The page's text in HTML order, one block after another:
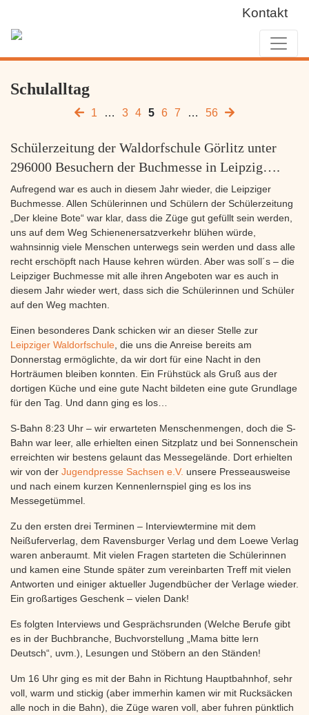
Kontakt
Schulalltag
1 … 3 4 5 6 7 … 56
Schülerzeitung der Waldorfschule Görlitz unter
296000 Besuchern der Buchmesse in Leipzig….
Aufregend war es auch in diesem Jahr wieder, die Leipziger
Buchmesse. Allen Schülerinnen und Schülern der Schülerzeitung
„Der kleine Bote“ war klar, dass die Züge gut gefüllt sein werden,
uns auf dem Weg Schienenersatzverkehr blühen würde,
wahnsinnig viele Menschen unterwegs sein werden und dass alle
recht erschöpft nach Hause kehren würden. Aber was soll´s – die
Leipziger Buchmesse mit alle ihren Angeboten war es auch in
diesem Jahr wieder wert, dass sich die Schülerinnen und Schüler
auf den Weg machten.
Einen besonderes Dank schicken wir an dieser Stelle zur
Leipziger Waldorfschule , die uns die Anreise bereits am
Donnerstag ermöglichte, da wir dort für eine Nacht in den
Horträumen bleiben konnten. Ein Frühstück als Gruß aus der
dortigen Küche und eine gute Nacht bildeten eine gute Grundlage
für den Tag. Und dann ging es los…
S-Bahn 8:23 Uhr – wir erwarteten Menschenmengen, doch die S-
Bahn war leer, alle erhielten einen Sitzplatz und bei Sonnenschein
erreichten wir bestens gelaunt das Messegelände. Dort erhielten
wir von der Jugendpresse Sachsen e.V. unsere Presseausweise
und nach einem kurzen Kennenlernspiel ging es los ins
Messegetümmel.
Zu den ersten drei Terminen – Interviewtermine mit dem
Neißuferverlag, dem Ravensburger Verlag und dem Loewe Verlag
waren anberaumt. Mit vielen Fragen starteten die Schülerinnen
und kamen eine Stunde später zum vereinbarten Treff mit vielen
Antworten und einiger aktueller Jugendbücher der Verlage wieder.
Ein großartiges Geschenk – vielen Dank!
Es folgten Interviews und Gesprächsrunden (Welche Berufe gibt
es in der Buchbranche, Buchvorstellung „Mama bitte lern
Deutsch“, uvm.), Lesungen und Stöbern an den Ständen!
Um 16 Uhr ging es mit der Bahn in Richtung Hauptbahnhof, sehr
voll, warm und stickig (aber immerhin kamen wir mit Rucksäcken
alle noch in die Bahn), die Züge waren voll, aber fuhren pünktlich